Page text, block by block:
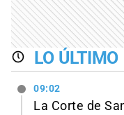
LO ÚLTIMO
09:02
La Corte de